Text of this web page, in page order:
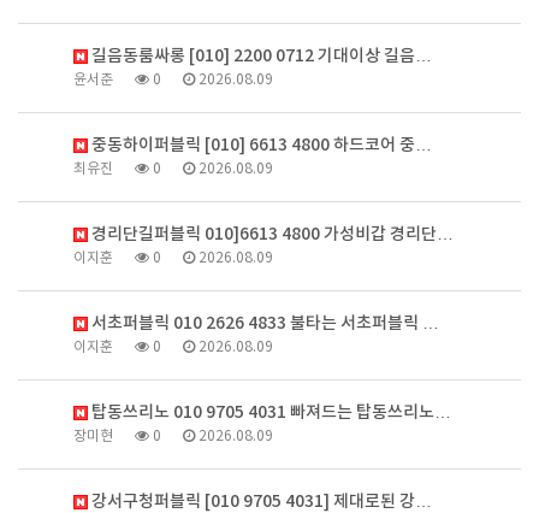
길음동룸싸롱 [010] 2200 0712 기대이상 길음…
윤서준 0 2026.08.09
중동하이퍼블릭 [010] 6613 4800 하드코어 중…
최유진 0 2026.08.09
경리단길퍼블릭 010]6613 4800 가성비갑 경리단…
이지훈 0 2026.08.09
서초퍼블릭 010 2626 4833 불타는 서초퍼블릭 …
이지훈 0 2026.08.09
탑동쓰리노 010 9705 4031 빠져드는 탑동쓰리노…
장미현 0 2026.08.09
강서구청퍼블릭 [010 9705 4031] 제대로된 강…